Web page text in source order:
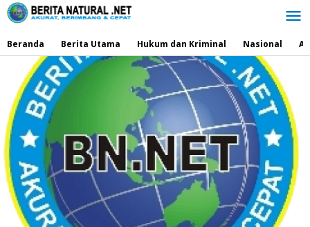
Lewati
ke
Beranda
Berita Utama Hukum dan Kriminal Nasional